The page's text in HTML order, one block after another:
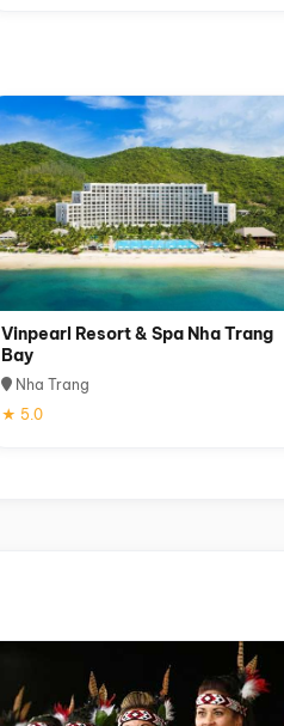
Vinpearl Resort & Spa Nha Trang
Bay
Nha Trang
★ 5.0